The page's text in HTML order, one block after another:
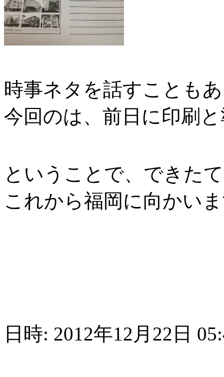
時事ネタを話すことも
今回のは、前日に印刷
ということで、できた
これから福岡に向かい
日時: 2012年12月22日